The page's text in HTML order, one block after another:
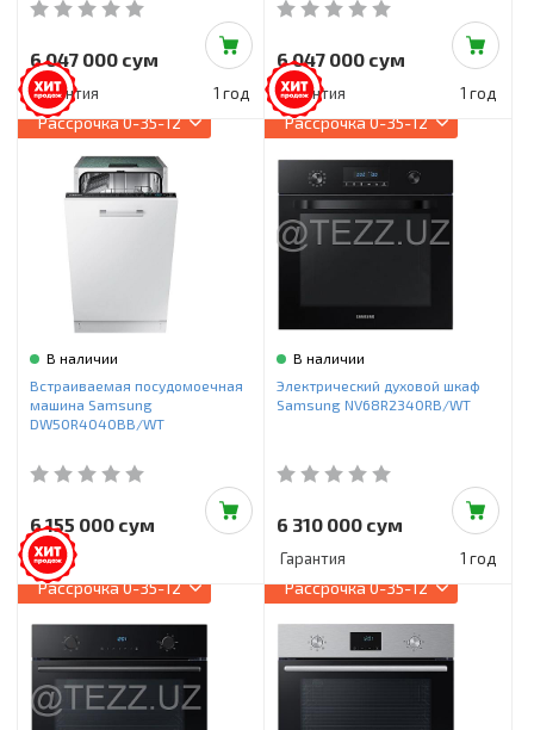
6 047 000 сум
Гарантия 1 год
6 047 000 сум
Гарантия 1 год
Рассрочка0-35-12
В наличии
Встраиваемая посудомоечная
машина Samsung
DW50R4040BB/WT
6 155 000 сум
Рассрочка0-35-12
В наличии
Электрический духовой шкаф
Samsung NV68R2340RB/WT
6 310 000 сум
Гарантия 1 год
Рассрочка0-35-12 Рассрочка0-35-12